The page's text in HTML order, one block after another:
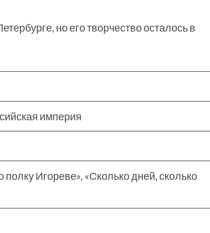
но его творчество осталось в
империя
Игореве», «Сколько дней, сколько